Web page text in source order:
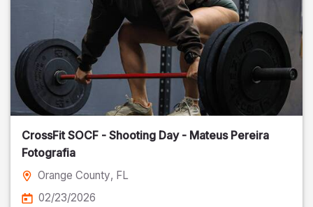
CrossFit SOCF - Shooting Day - Mateus Pereira
Fotografia
Orange County, FL
02/23/2026